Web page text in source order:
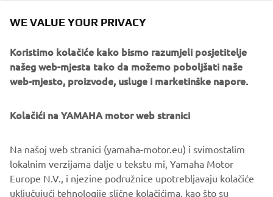
shaped by demanding Nordic conditions. Their philosophy
focuses on intuitive handling, reliability and making
boating feel effortless. Perfect for families and leisure
performance for relaxed days afloat.
WE VALUE YOUR PRIVACY
Koristimo kolačiće kako bismo razumjeli posjetitelje
našeg web-mjesta tako da možemo poboljšati naše
web-mjesto, proizvode, usluge i marketinške napore.
Kolačići na YAMAHA motor web stranici
Na našoj web stranici (yamaha-motor.eu) i svimostalim
lokalnim verzijama dalje u tekstu mi, Yamaha Motor
Europe N.V., i njezine podružnice upotrebljavaju kolačiće
uključujući tehnologije slične kolačićima, kao što su